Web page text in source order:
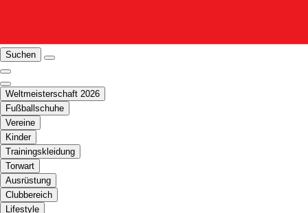
Suchen
Weltmeisterschaft 2026
Fußballschuhe
Vereine
Kinder
Trainingskleidung
Torwart
Ausrüstung
Clubbereich
Lifestyle